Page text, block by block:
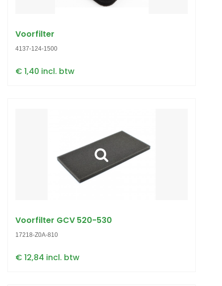
Voorfilter
4137-124-1500
€ 1,40 incl. btw
Voorfilter GCV 520-530
17218-Z0A-810
€ 12,84 incl. btw